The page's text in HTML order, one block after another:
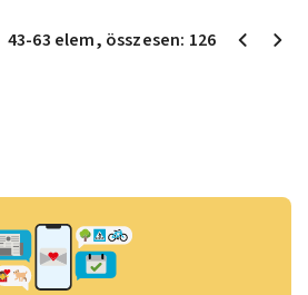
43-63 elem, összesen: 126